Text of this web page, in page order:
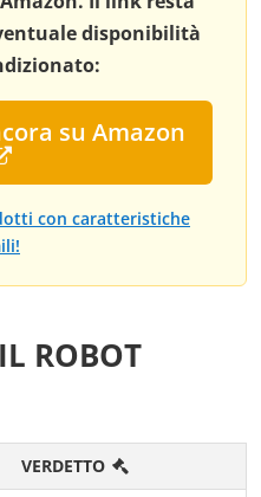
disponibilità
su Amazon
con caratteristiche
ROBOT
VERDETTO